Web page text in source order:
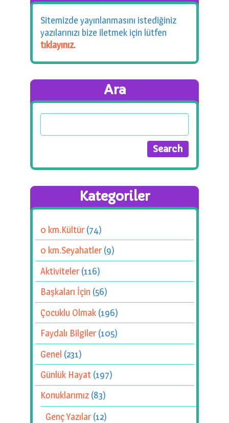
Sitemizde yayınlanmasını istediğiniz
yazılarınızı bize iletmek için lütfen
tıklayınız.
Ara
Kategoriler
0 km.Kültür(74)
0 km.Seyahatler(9)
Aktiviteler(116)
Başkaları İçin (56)
Çocuklu Olmak (196)
Faydalı Bilgiler(105)
Genel (231)
Günlük Hayat (197)
Konuklarımız (83)
Genç Yazılar(12)